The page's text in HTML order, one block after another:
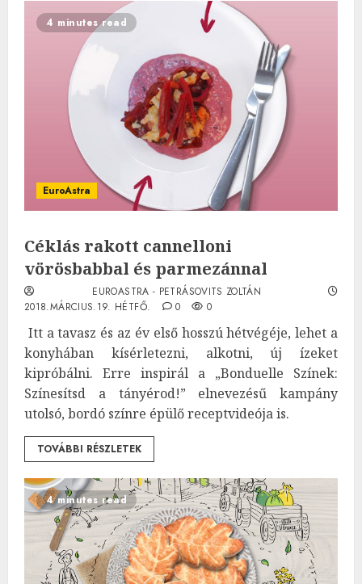
4 minutes read
EuroAstra
Céklás rakott cannelloni
vörösbabbal és parmezánnal
EUROASTRA - PETRÁSOVITS ZOLTÁN
2018.MÁRCIUS.19. HÉTFŐ.
0 0
Itt a tavasz és az év első hosszú hétvégéje, lehet a
konyhában kísérletezni, alkotni, új ízeket
kipróbálni. Erre inspirál a „Bonduelle Színek:
Színesítsd a tányérod!” elnevezésű kampány
utolsó, bordó színre épülő receptvideója is.
TOVÁBBI RÉSZLETEK
4 minutes read